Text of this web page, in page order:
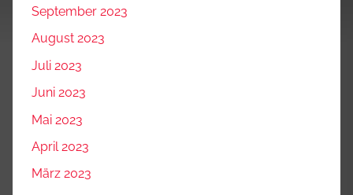
September 2023
August 2023
Juli 2023
Juni 2023
Mai 2023
April 2023
März 2023